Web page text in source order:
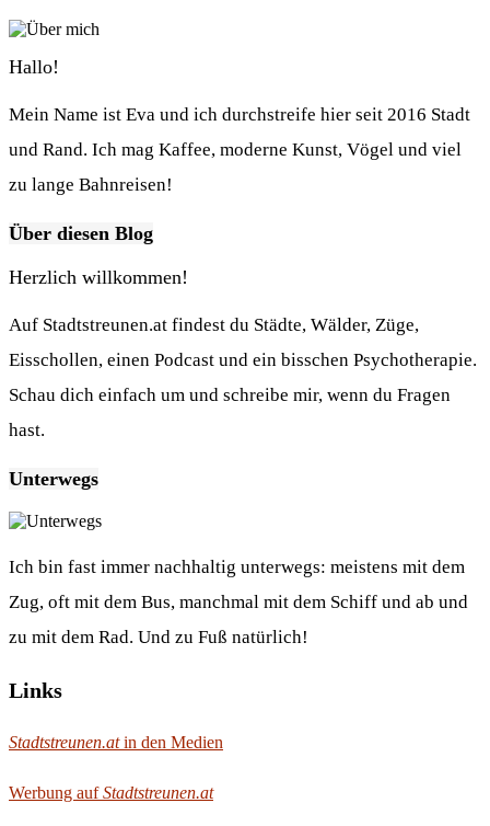
Hallo!
Mein Name ist Eva und ich durchstreife hier seit 2016 Stadt
und Rand. Ich mag Kaffee, moderne Kunst, Vögel und viel
zu lange Bahnreisen!
Über diesen Blog
Herzlich willkommen!
Auf Stadtstreunen.at findest du Städte, Wälder, Züge,
Eisschollen, einen Podcast und ein bisschen Psychotherapie.
Schau dich einfach um und schreibe mir, wenn du Fragen
hast.
Unterwegs
Ich bin fast immer nachhaltig unterwegs: meistens mit dem
Zug, oft mit dem Bus, manchmal mit dem Schiff und ab und
zu mit dem Rad. Und zu Fuß natürlich!
Links
Stadtstreunen.atin den Medien
Werbung aufStadtstreunen.at